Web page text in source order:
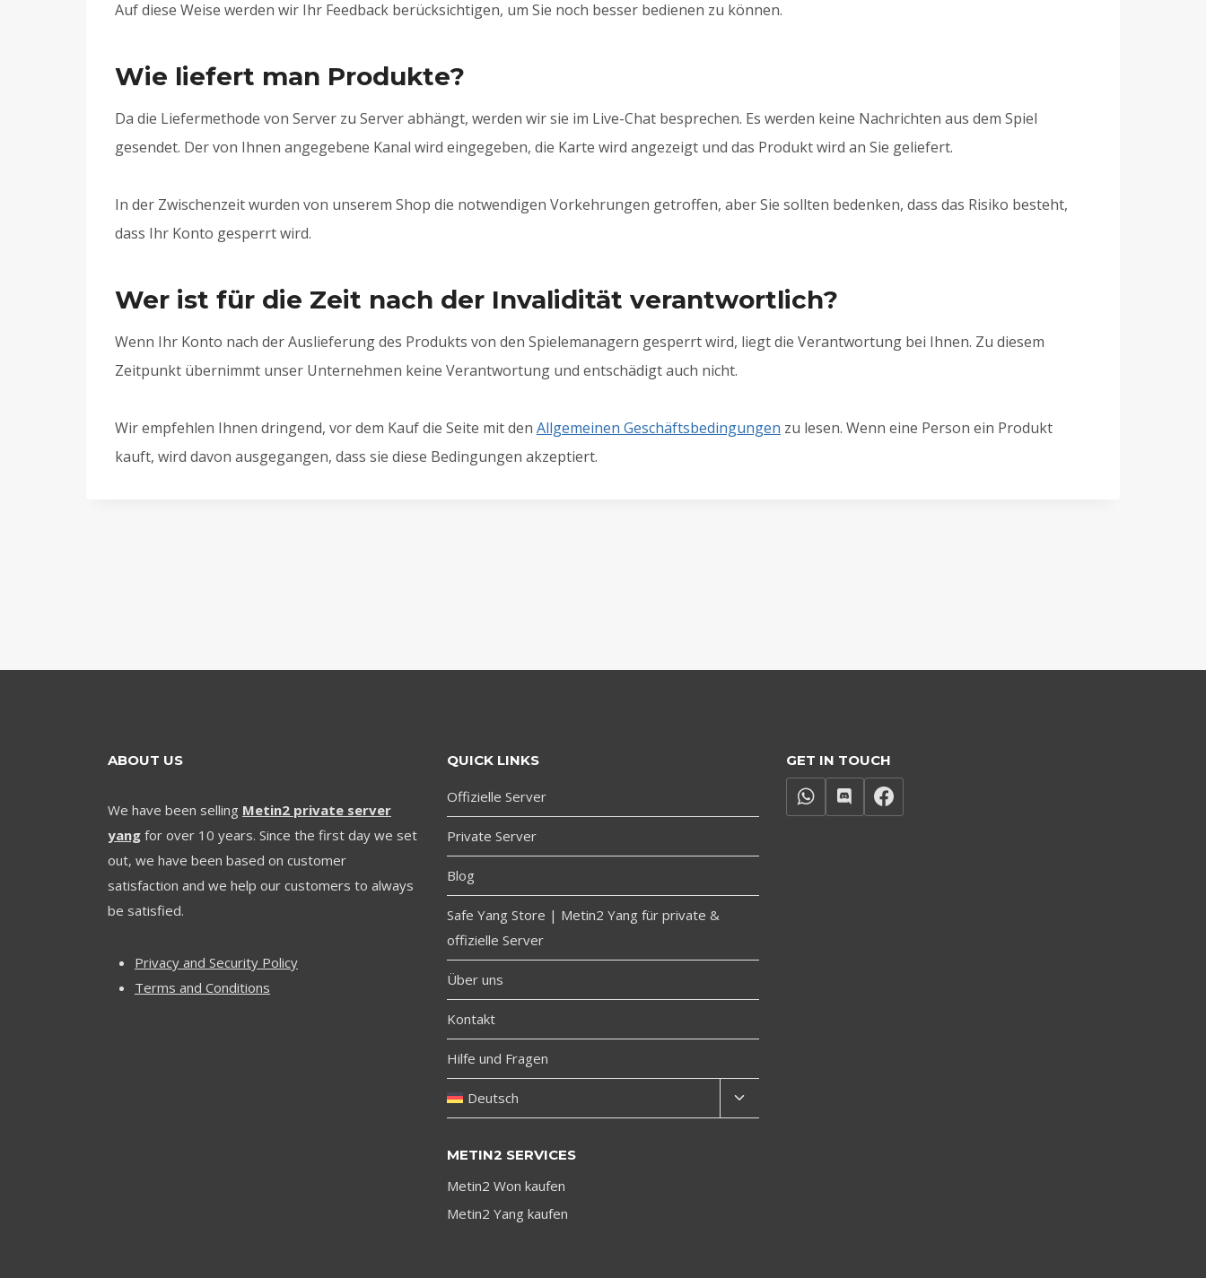
Auf diese Weise werden wir Ihr Feedback berücksichtigen, um Sie noch besser bedienen zu können.
Wie liefert man Produkte?
Da die Liefermethode von Server zu Server abhängt, werden wir sie im Live-Chat besprechen. Es werden keine Nachrichten aus dem Spiel
gesendet. Der von Ihnen angegebene Kanal wird eingegeben, die Karte wird angezeigt und das Produkt wird an Sie geliefert.
In der Zwischenzeit wurden von unserem Shop die notwendigen Vorkehrungen getroffen, aber Sie sollten bedenken, dass das Risiko besteht,
dass Ihr Konto gesperrt wird.
Wer ist für die Zeit nach der Invalidität verantwortlich?
Wenn Ihr Konto nach der Auslieferung des Produkts von den Spielemanagern gesperrt wird, liegt die Verantwortung bei Ihnen. Zu diesem
Zeitpunkt übernimmt unser Unternehmen keine Verantwortung und entschädigt auch nicht.
Wir empfehlen Ihnen dringend, vor dem Kauf die Seite mit den Allgemeinen Geschäftsbedingungen zu lesen. Wenn eine Person ein Produkt
kauft, wird davon ausgegangen, dass sie diese Bedingungen akzeptiert.
ABOUT US
We have been selling Metin2 private server
yang for over 10 years. Since the first day we set
out, we have been based on customer
satisfaction and we help our customers to always
be satisfied.
Privacy and Security Policy
Terms and Conditions
QUICK LINKS
Offizielle Server
Private Server
Blog
Safe Yang Store | Metin2 Yang für private &
offizielle Server
Über uns
Kontakt
Hilfe und Fragen
Deutsch
Toggle
child
METIN2 SERVICES
Metin2 Won kaufen
Metin2 Yang kaufen
GET IN TOUCH